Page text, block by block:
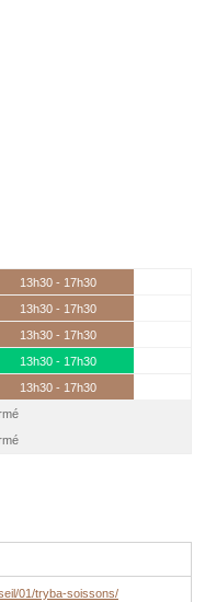
13h30 - 17h30
13h30 - 17h30
13h30 - 17h30
13h30 - 17h30
13h30 - 17h30
01/tryba-soissons/